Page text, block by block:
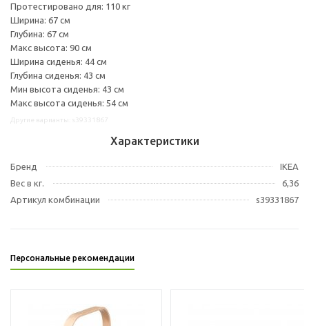
Протестировано для: 110 кг
Ширина: 67 см
Глубина: 67 см
Макс высота: 90 см
Ширина сиденья: 44 см
Глубина сиденья: 43 см
Мин высота сиденья: 43 см
Макс высота сиденья: 54 см
Характеристики
Бренд
IKEA
Вес в кг.
6,36
Артикул комбинации
s39331867
Персональные рекомендации